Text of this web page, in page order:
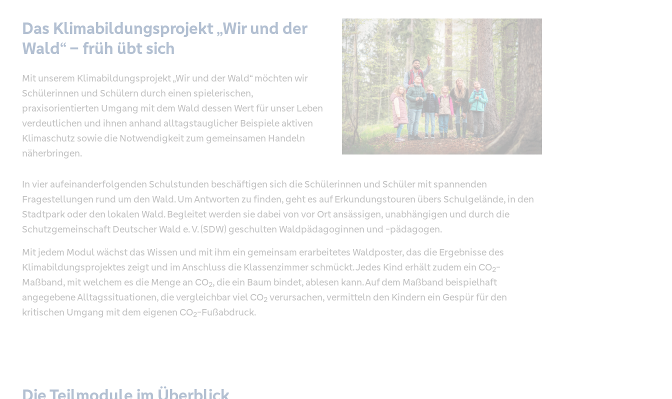
Das Klimabildungsprojekt „Wir und der
Wald“ – früh übt sich
Mit unserem Klimabildungsprojekt „Wir und der Wald“ möchten wir
Schülerinnen und Schülern durch einen spielerischen,
praxisorientierten Umgang mit dem Wald dessen Wert für unser Leben
verdeutlichen und ihnen anhand alltagstauglicher Beispiele aktiven
Klimaschutz sowie die Notwendigkeit zum gemeinsamen Handeln
näherbringen.
In vier aufeinanderfolgenden Schulstunden beschäftigen sich die Schülerinnen und Schüler mit spannenden
Fragestellungen rund um den Wald. Um Antworten zu finden, geht es auf Erkundungstouren übers Schulgelände, in den
Stadtpark oder den lokalen Wald. Begleitet werden sie dabei von vor Ort ansässigen, unabhängigen und durch die
Schutzgemeinschaft Deutscher Wald e. V. (SDW) geschulten Waldpädagoginnen und -pädagogen.
Mit jedem Modul wächst das Wissen und mit ihm ein gemeinsam erarbeitetes Waldposter, das die Ergebnisse des
Klimabildungsprojektes zeigt und im Anschluss die Klassenzimmer schmückt. Jedes Kind erhält zudem ein CO2-
Maßband, mit welchem es die Menge an CO2, die ein Baum bindet, ablesen kann. Auf dem Maßband beispielhaft
angegebene Alltagssituationen, die vergleichbar viel CO2 verursachen, vermitteln den Kindern ein Gespür für den
kritischen Umgang mit dem eigenen CO2-Fußabdruck.